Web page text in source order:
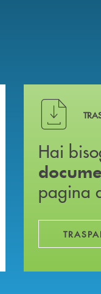
Hai bisogno
Hai
pagina